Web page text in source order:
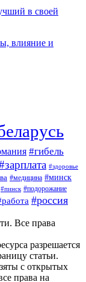
в своей
влияние и
#гибель
#здоровье
#медицина #минск
#пинск #подорожание
#россия
Все права
разрешается
статьи.
с открытых
права на